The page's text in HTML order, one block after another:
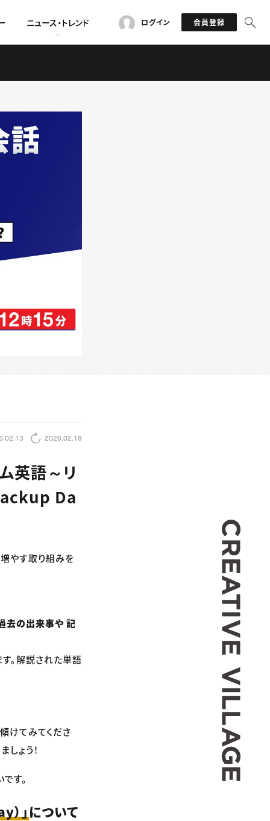
ニュース・トレンド ログイン 会員登録
2026.02.18
英語～リ
Da
やす取り組みを
去の出来事や 記
。解説された単語
けてみてくださ
ょう！
す。
」について